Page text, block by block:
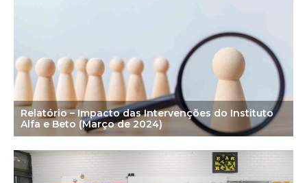
Relatório – Impacto das Intervenções do Instituto
Alfa e Beto (Março de 2024)